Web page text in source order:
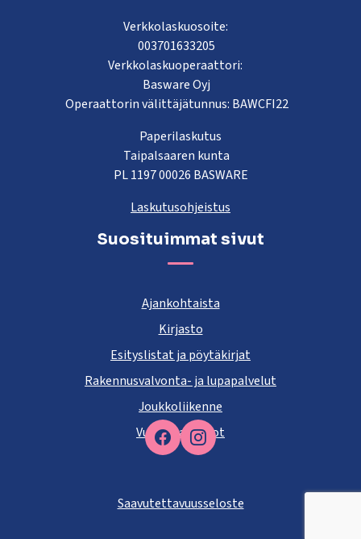
Facebook
Verkkolaskuosoite:
003701633205
Verkkolaskuoperaattori:
Basware Oyj
Operaattorin välittäjätunnus: BAWCFI22
Paperilaskutus
Taipalsaaren kunta
PL 1197 00026 BASWARE
Laskutusohjeistus
Suosituimmat sivut
Ajankohtaista
Kirjasto
Esityslistat ja pöytäkirjat
Rakennusvalvonta- ja lupapalvelut
Joukkoliikenne
Vuokra-asunnot
Saavutettavuusseloste